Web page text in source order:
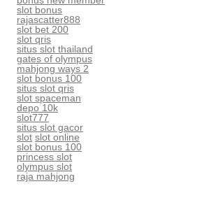
slot bonus
rajascatter888
slot bet 200
slot qris
situs slot thailand
gates of olympus
mahjong ways 2
slot bonus 100
situs slot qris
slot spaceman
depo 10k
slot777
situs slot gacor
slot slot online
slot bonus 100
princess slot
olympus slot
raja mahjong